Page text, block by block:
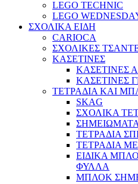
LEGO TECHNIC
LEGO
ΣΧΟΛΙΚΑ ΕΙΔΗ
CARIOCA
ΣΧΟΛΙΚΕΣ
ΚΑΣΕΤΙΝΕΣ
ΚΑΣΕΤΙΝΕΣ
ΚΑΣΕΤΙΝΕΣ
ΤΕΤΡΑΔΙΑ ΚΑΙ
SKAG
ΣΧΟΛΙΚΑ
ΤΕΤΡΑΔΙΑ
ΤΕΤΡΑΔΙΑ
ΕΙΔΙΚΑ
ΦΥΛΛΑ
ΜΠΛΟΚ